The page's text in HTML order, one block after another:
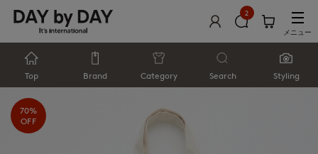
2
メニュー
Top Brand Category Search Styling
70%
OFF